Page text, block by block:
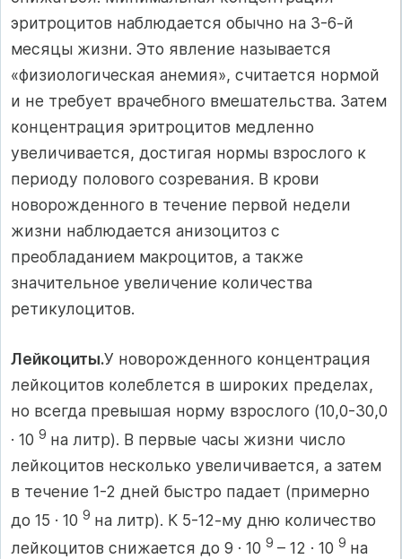
эритроцитов наблюдается обычно на 3-6-й
месяцы жизни. Это явление называется
«физиологическая анемия», считается нормой
и не требует врачебного вмешательства. Затем
концентрация эритроцитов медленно
увеличивается, достигая нормы взрослого к
периоду полового созревания. В крови
новорожденного в течение первой недели
жизни наблюдается анизоцитоз с
преобладанием макроцитов, а также
значительное увеличение количества
ретикулоцитов.
Лейкоциты.У новорожденного концентрация
лейкоцитов колеблется в широких пределах,
но всегда превышая норму взрослого (10,0-30,0
· 10 9 на литр). В первые часы жизни число
лейкоцитов несколько увеличивается, а затем
в течение 1-2 дней быстро падает (примерно
до 15 · 10 9 на литр). К 5-12-му дню количество
лейкоцитов снижается до 9 · 10 9 – 12 · 10 9 на